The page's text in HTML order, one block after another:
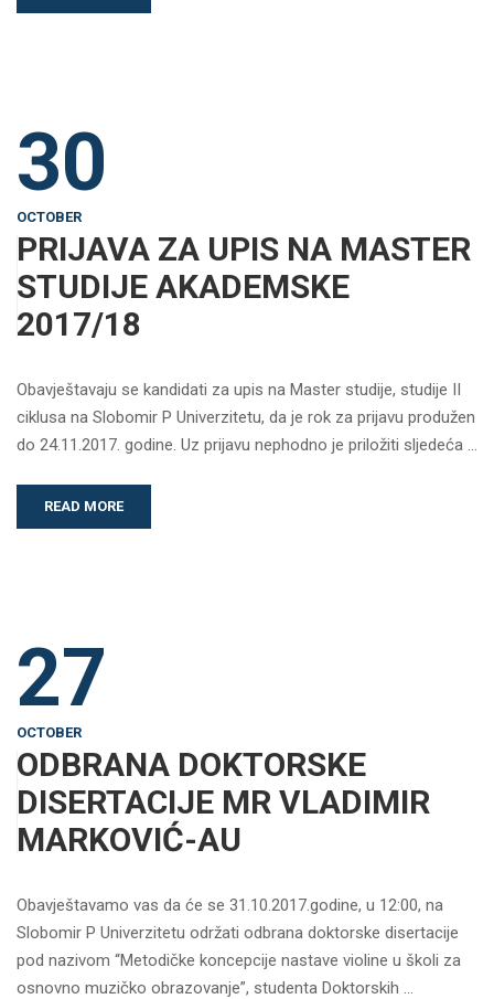
30
OCTOBER
PRIJAVA ZA UPIS NA MASTER
STUDIJE AKADEMSKE
2017/18
Obavještavaju se kandidati za upis na Master studije, studije II
ciklusa na Slobomir P Univerzitetu, da je rok za prijavu produžen
do 24.11.2017. godine. Uz prijavu nephodno je priložiti sljedeća …
READ MORE
27
OCTOBER
ODBRANA DOKTORSKE
DISERTACIJE MR VLADIMIR
MARKOVIĆ-AU
Obavještavamo vas da će se 31.10.2017.godine, u 12:00, na
Slobomir P Univerzitetu održati odbrana doktorske disertacije
pod nazivom “Metodičke koncepcije nastave violine u školi za
osnovno muzičko obrazovanje”, studenta Doktorskih …